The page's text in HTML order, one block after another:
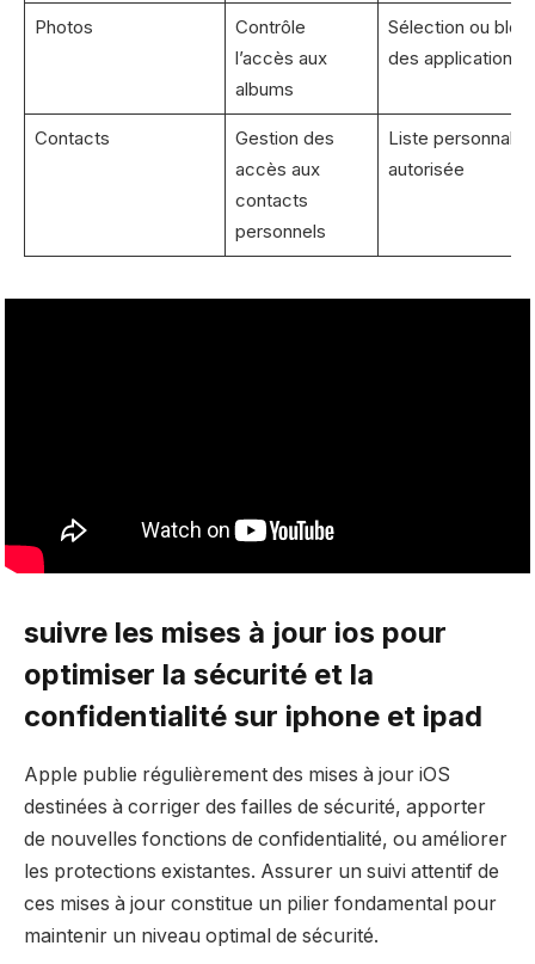
Photos
Contrôle
l’accès aux
albums
Sélection ou
des applications
Contacts
Gestion des
accès aux
contacts
personnels
Liste
autorisée
suivre les mises à jour ios pour
optimiser la sécurité et la
confidentialité sur iphone et ipad
Apple publie régulièrement des mises à jour iOS
destinées à corriger des failles de sécurité, apporter
de nouvelles fonctions de confidentialité, ou améliorer
les protections existantes. Assurer un suivi attentif de
ces mises à jour constitue un pilier fondamental pour
maintenir un niveau optimal de sécurité.